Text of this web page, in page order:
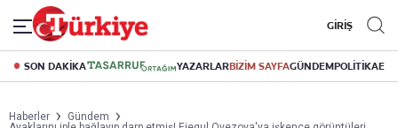
GİRİŞ
SON DAKİKA YAZARLARBİZİM SAYFAGÜNDEMPOLİTİKA
Haberler
Gündem